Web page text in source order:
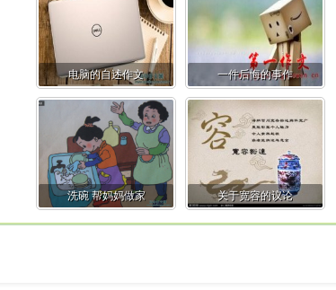
电脑的自述作文 一件后悔的事作
洗碗 帮妈妈做家 关于宽容的议论